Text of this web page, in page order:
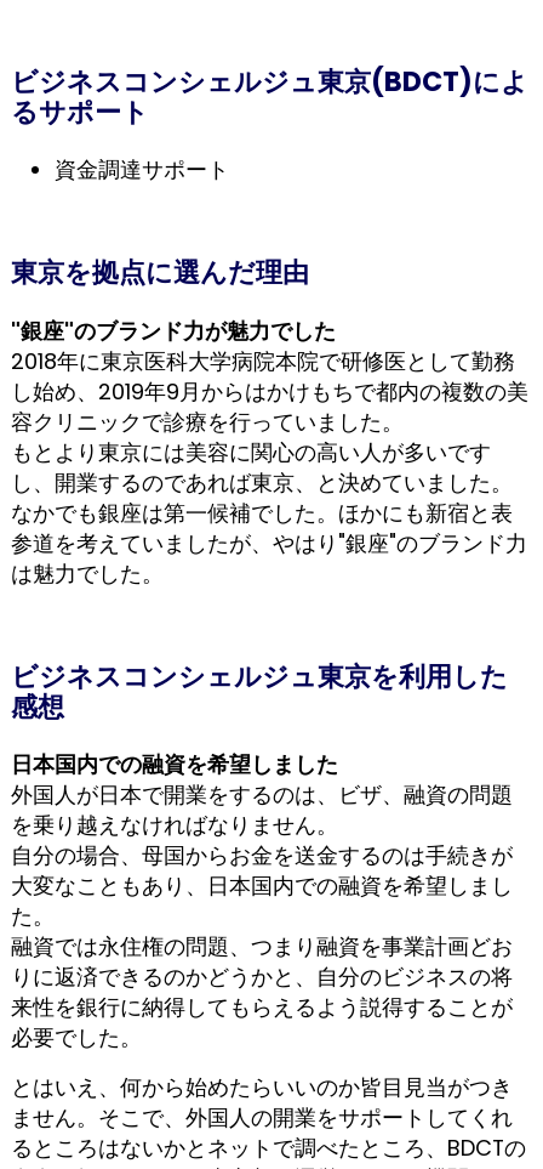
ビジネスコンシェルジュ東京(BDCT)によ
るサポート
資金調達サポート
東京を拠点に選んだ理由
"銀座"のブランド力が魅力でした
2018年に東京医科大学病院本院で研修医として勤務
し始め、2019年9月からはかけもちで都内の複数の美
容クリニックで診療を行っていました。
もとより東京には美容に関心の高い人が多いです
し、開業するのであれば東京、と決めていました。
なかでも銀座は第一候補でした。ほかにも新宿と表
参道を考えていましたが、やはり"銀座"のブランド力
は魅力でした。
ビジネスコンシェルジュ東京を利用した
感想
日本国内での融資を希望しました
外国人が日本で開業をするのは、ビザ、融資の問題
を乗り越えなければなりません。
自分の場合、母国からお金を送金するのは手続きが
大変なこともあり、日本国内での融資を希望しまし
た。
融資では永住権の問題、つまり融資を事業計画どお
りに返済できるのかどうかと、自分のビジネスの将
来性を銀行に納得してもらえるよう説得することが
必要でした。
とはいえ、何から始めたらいいのか皆目見当がつき
ません。そこで、外国人の開業をサポートしてくれ
るところはないかとネットで調べたところ、BDCTの